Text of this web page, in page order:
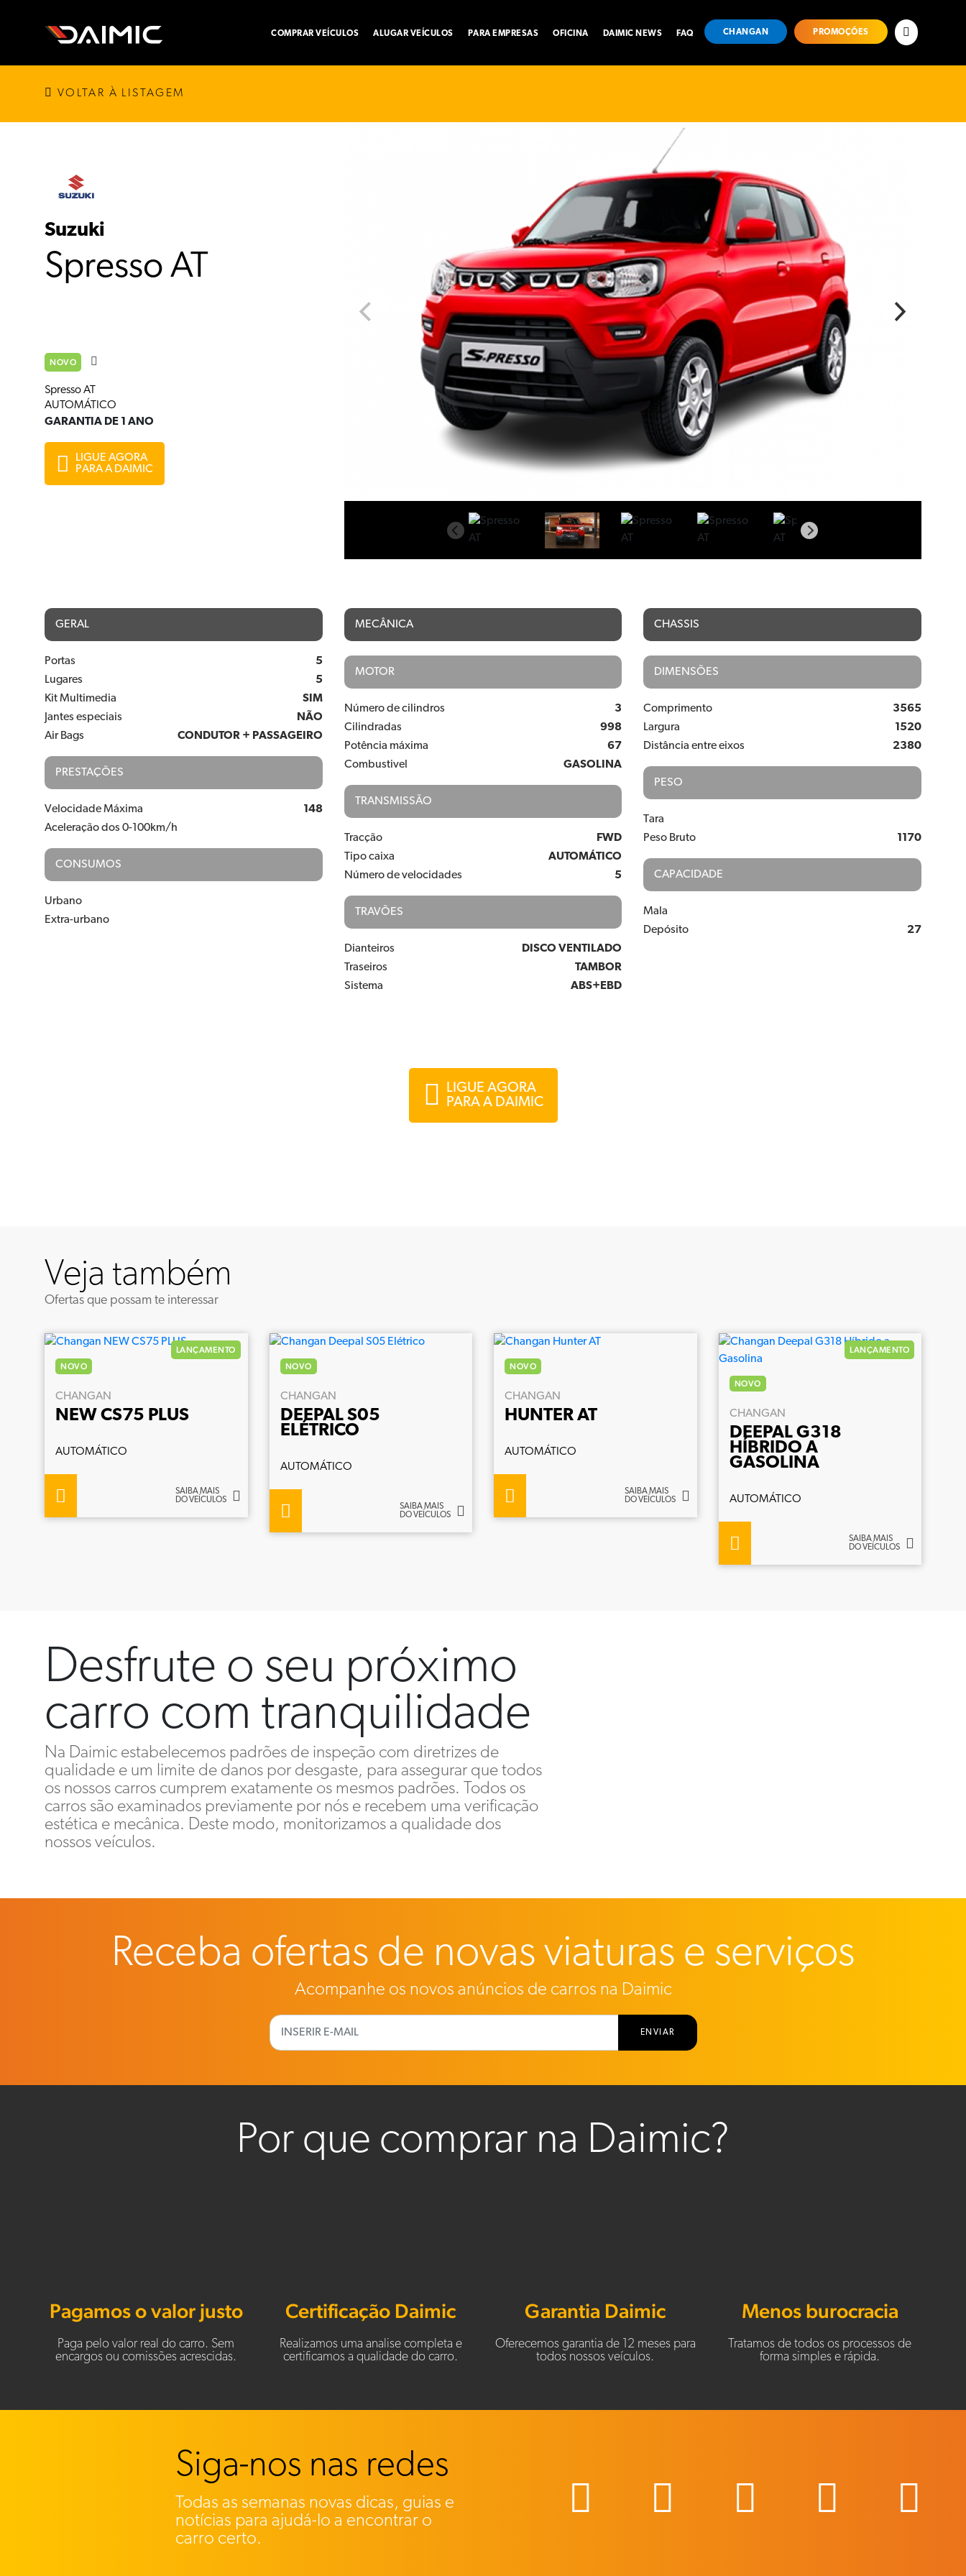
COMPRAR VEÍCULOS ALUGAR VEÍCULOS PARA EMPRESAS OFICINA DAIMIC NEWS FAQ CHANGAN PROMOÇÕES
VOLTAR À LISTAGEM
Suzuki
Spresso AT
NOVO
Spresso AT
AUTOMÁTICO
GARANTIA DE 1 ANO
LIGUE AGORA
PARA A DAIMIC
GERAL
Portas
5
Lugares
5
Kit Multimedia
SIM
Jantes especiais
NÃO
Air Bags
CONDUTOR + PASSAGEIRO
PRESTAÇÕES
Velocidade Máxima
148
Aceleração dos 0-100km/h
CONSUMOS
Urbano
Extra-urbano
MECÂNICA
MOTOR
Número de cilindros
3
Cilindradas
998
Potência máxima
67
Combustivel
GASOLINA
TRANSMISSÃO
Tracção
FWD
Tipo caixa
AUTOMÁTICO
Número de velocidades
5
TRAVÕES
Dianteiros
DISCO VENTILADO
Traseiros
TAMBOR
Sistema
ABS+EBD
CHASSIS
DIMENSÕES
Comprimento
3565
Largura
1520
Distância entre eixos
2380
PESO
Tara
Peso Bruto
1170
CAPACIDADE
Mala
Depósito
27
LIGUE AGORA
PARA A DAIMIC
Veja também
Ofertas que possam te interessar
LANÇAMENTO
NOVO
CHANGAN
NEW CS75 PLUS
AUTOMÁTICO
SAIBA MAIS
DO VEÍCULOS
NOVO
CHANGAN
DEEPAL S05
ELÉTRICO
AUTOMÁTICO
SAIBA MAIS
DO VEÍCULOS
NOVO
CHANGAN
HUNTER AT
AUTOMÁTICO
SAIBA MAIS
DO VEÍCULOS
LANÇAMENTO
NOVO
CHANGAN
DEEPAL G318
HÍBRIDO A
GASOLINA
AUTOMÁTICO
SAIBA MAIS
DO VEÍCULOS
Desfrute o seu próximo
carro com tranquilidade
Na Daimic estabelecemos padrões de inspeção com diretrizes de
qualidade e um limite de danos por desgaste, para assegurar que todos
os nossos carros cumprem exatamente os mesmos padrões. Todos os
carros são examinados previamente por nós e recebem uma verificação
estética e mecânica. Deste modo, monitorizamos a qualidade dos
nossos veículos.
Receba ofertas de novas viaturas e serviços
Acompanhe os novos anúncios de carros na Daimic
ENVIAR
Por que comprar na Daimic?
Pagamos o valor justo
Paga pelo valor real do carro. Sem
encargos ou comissões acrescidas.
Certificação Daimic
Realizamos uma analise completa e
certificamos a qualidade do carro.
Garantia Daimic
Oferecemos garantia de 12 meses para
todos nossos veículos.
Menos burocracia
Tratamos de todos os processos de
forma simples e rápida.
Siga-nos nas redes
Todas as semanas novas dicas, guias e
notícias para ajudá-lo a encontrar o
carro certo.